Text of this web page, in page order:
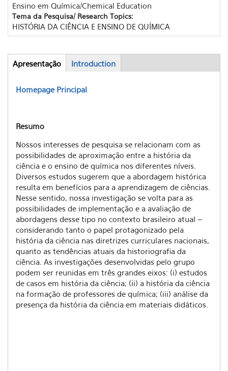
Ensino em Química/Chemical Education
Tema da Pesquisa/ Research Topics:
HISTÓRIA DA CIÊNCIA E ENSINO DE QUÍMICA
Abas
Apresentação (aba
ativa)
Introduction
Homepage Principal
Resumo
Nossos interesses de pesquisa se relacionam com as
possibilidades de aproximação entre a história da
ciência e o ensino de química nos diferentes níveis.
Diversos estudos sugerem que a abordagem histórica
resulta em benefícios para a aprendizagem de ciências.
Nesse sentido, nossa investigação se volta para as
possibilidades de implementação e a avaliação de
abordagens desse tipo no contexto brasileiro atual –
considerando tanto o papel protagonizado pela
história da ciência nas diretrizes curriculares nacionais,
quanto as tendências atuais da historiografia da
ciência. As investigações desenvolvidas pelo grupo
podem ser reunidas em três grandes eixos: (i) estudos
de casos em história da ciência; (ii) a história da ciência
na formação de professores de química; (iii) análise da
presença da história da ciência em materiais didáticos.